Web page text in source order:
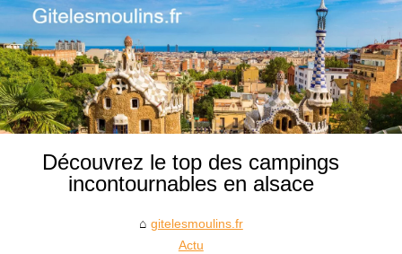
Découvrez le top des campings
incontournables en alsace
gitelesmoulins.fr
Actu